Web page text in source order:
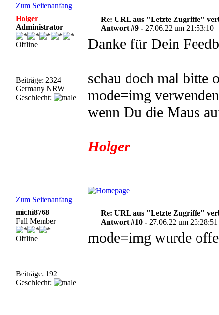
Zum Seitenanfang
Holger
Administrator
Offline
Beiträge: 2324
Germany NRW
Geschlecht:
Re: URL aus "Letzte Zugriffe"
Antwort #9 - 27.06.22 um 21:53:10
Danke für Dein
schau doch mal bitte
mode=img
wenn Du die Maus
Holger
Zum Seitenanfang
michi8768
Full Member
Offline
Beiträge: 192
Geschlecht:
Re: URL aus "Letzte Zugriffe"
Antwort #10 - 27.06.22 um 23:28:51
mode=img wurde